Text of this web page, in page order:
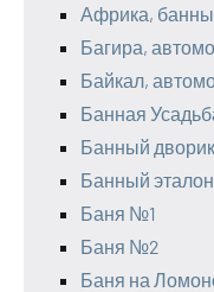
Африка,
Багира,
Байкал,
Банная
Банный
Банный
Баня №1
Баня №2
Баня на